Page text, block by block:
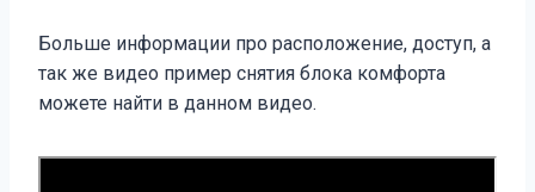
Больше информации про расположение, доступ, а
так же видео пример снятия блока комфорта
можете найти в данном видео.